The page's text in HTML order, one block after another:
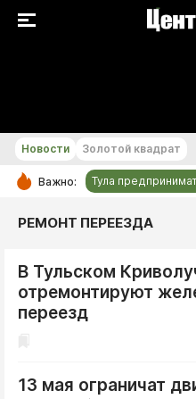
РУБРИКИ
Культура
Происшествия
Тула
Новости Золотой квадрат
Важно: Тула
РЕМОНТ ПЕРЕЕЗДА
В Тульском
отремонтируют
переезд
13 мая ограничат